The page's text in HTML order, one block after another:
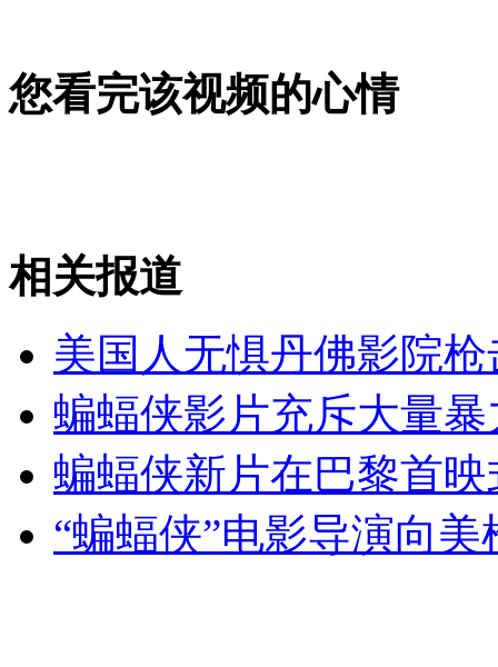
深圳18年来首发橙色高温预警信号
山西运城恶犬咬伤多人 警民合力深夜将其击毙
女孩北京地铁殴打老人 痛下狠手拳打脚踢
您看完该视频的心情
相关报道
美国人无惧丹佛影院
蝙蝠侠影片充斥大量
蝙蝠侠新片在巴黎首
“蝙蝠侠”电影导演向